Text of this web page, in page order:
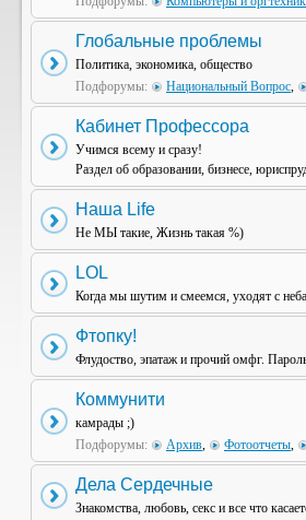
Глобальные проблемы
Политика, экономика, общество
Подфорумы:
Национальный Вопрос,
Кабинет Профессора
Учимся всему и сразу!
Раздел об образовании, бизнесе,
Наша Life
Не МЫ такие, Жизнь такая %)
LOL
Когда мы шутим и смеемся, уходят с
Фтопку!
Флудоство, эпатаж и прочий омфг.
Коммунити
камрады ;)
Подфорумы:
Архив, Фотоотчеты,
Дела Сердечные
Знакомства, любовь, секс и все что